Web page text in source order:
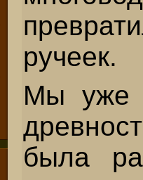
ручеек.
Мы уже
была